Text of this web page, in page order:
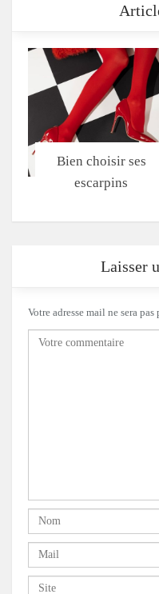
Bien choisir ses
escarpins
Laisser
Votre adresse mail ne sera